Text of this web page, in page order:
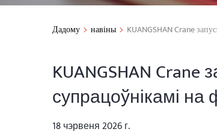
Дадому навіны KUANGSHAN Crane
KUANGSHAN
супрацоўнікамі
18 чэрвеня 2026 г.